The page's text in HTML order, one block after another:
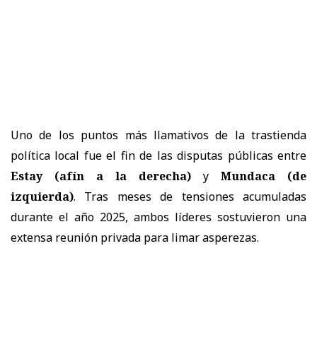
Uno de los puntos más llamativos de la trastienda
política local fue el fin de las disputas públicas entre
Estay (afín a la derecha) y Mundaca (de
izquierda). Tras meses de tensiones acumuladas
durante el año 2025, ambos líderes sostuvieron una
extensa reunión privada para limar asperezas.